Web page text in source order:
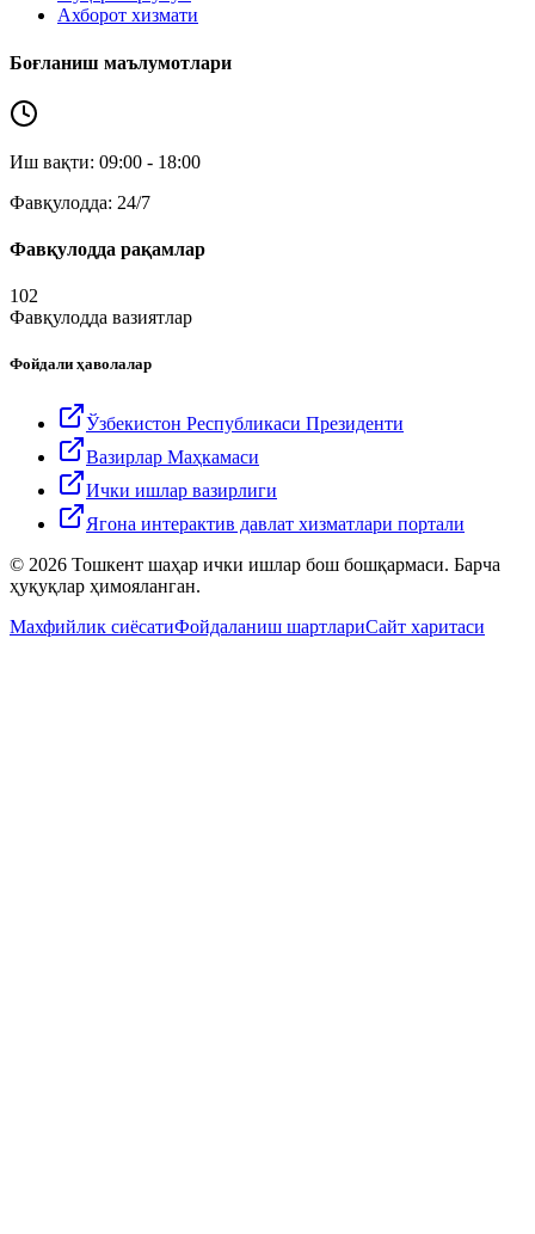
Ахборот хизмати
Боғланиш маълумотлари
Иш вақти: 09:00 - 18:00
Фавқулодда: 24/7
Фавқулодда рақамлар
102
Фавқулодда вазиятлар
Фойдали ҳаволалар
Ўзбекистон Республикаси Президенти
Вазирлар Маҳкамаси
Ички ишлар вазирлиги
Ягона интерактив давлат хизматлари портали
© 2026 Тошкент шаҳар ички ишлар бош бошқармаси. Барча
ҳуқуқлар ҳимояланган.
Махфийлик сиёсатиФойдаланиш шартлариСайт харитаси